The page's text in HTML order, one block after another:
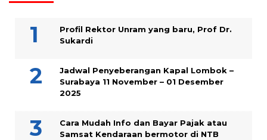
Profil Rektor Unram yang baru, Prof Dr.
Sukardi
Jadwal Penyeberangan Kapal Lombok –
Surabaya 11 November – 01 Desember
2025
Cara Mudah Info dan Bayar Pajak atau
Samsat Kendaraan bermotor di NTB